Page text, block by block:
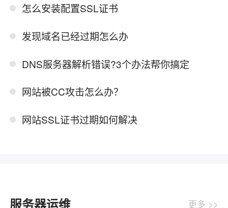
怎么安装配置SSL证书
发现域名已经过期怎么办
DNS服务器解析错误?3个办法帮你搞定
网站被CC攻击怎么办？
网站SSL证书过期如何解决
服务器运维 更多 >>